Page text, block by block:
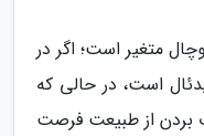
متغیر است؛ اگر در
است، در حالی که
بردن از طبیعت فرصت